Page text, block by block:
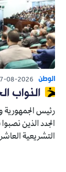
الوطن 08-2026
النواب
رئيس الجمهورية
الجدد الذين
التشريعية